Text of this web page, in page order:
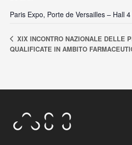
Paris Expo, Porte de Versailles – Hall
XIX INCONTRO NAZIONALE DELLE
QUALIFICATE IN AMBITO